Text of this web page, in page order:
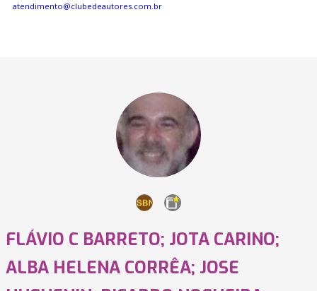
atendimento@clubedeautores.com.br
FLÁVIO C BARRETO; JOTA CARINO;
ALBA HELENA CORRÊA; JOSE